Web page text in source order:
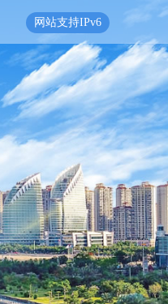
网站支持IPv6